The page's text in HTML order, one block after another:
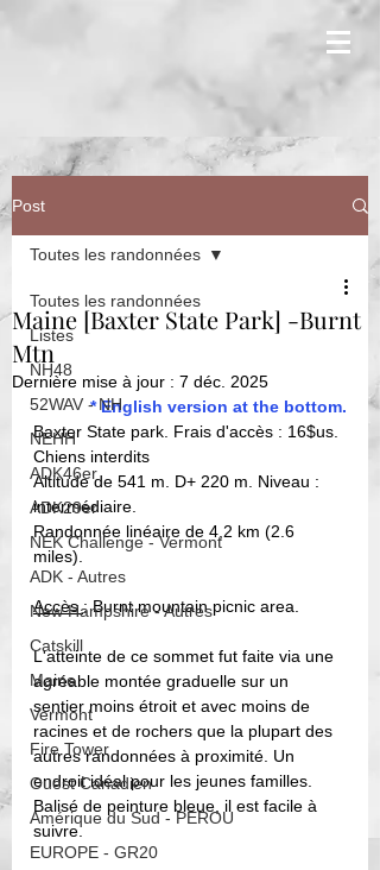
Post
Toutes les randonnées
Listes
NH48
52WAV - NH
NEHH
ADK46er
ADK29er
NEK Challenge - Vermont
ADK - Autres
New Hampshire - Autres
Catskill
Maine
Vermont
Fire Tower
Ouest Canadien
Amérique du Sud - PEROU
EUROPE - GR20
Toutes les randonnées
Maine [Baxter State Park] -Burnt
Mtn
Dernière mise à jour : 7 déc. 2025
* English version at the bottom.
Baxter State park. Frais d'accès : 16$us.
Chiens interdits
Altitude de 541 m. D+ 220 m. Niveau :
intermédiaire.
Randonnée linéaire de 4,2 km (2.6
miles).
Accès : Burnt mountain picnic area.
L'atteinte de ce sommet fut faite via une
agréable montée graduelle sur un
sentier moins étroit et avec moins de
racines et de rochers que la plupart des
autres randonnées à proximité. Un
endroit idéal pour les jeunes familles.
Balisé de peinture bleue, il est facile à
suivre.